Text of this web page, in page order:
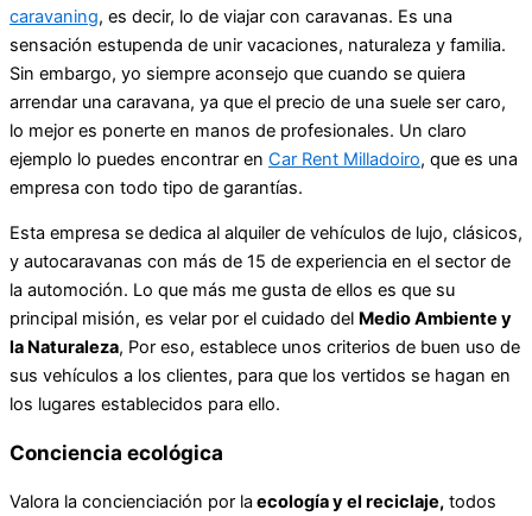
caravaning, es decir, lo de viajar con caravanas. Es una
sensación estupenda de unir vacaciones, naturaleza y familia.
Sin embargo, yo siempre aconsejo que cuando se quiera
arrendar una caravana, ya que el precio de una suele ser caro,
lo mejor es ponerte en manos de profesionales. Un claro
ejemplo lo puedes encontrar en Car Rent Milladoiro, que es una
empresa con todo tipo de garantías.
Esta empresa se dedica al alquiler de vehículos de lujo, clásicos,
y autocaravanas con más de 15 de experiencia en el sector de
la automoción. Lo que más me gusta de ellos es que su
principal misión, es velar por el cuidado del Medio Ambiente y
la Naturaleza, Por eso, establece unos criterios de buen uso de
sus vehículos a los clientes, para que los vertidos se hagan en
los lugares establecidos para ello.
Conciencia ecológica
Valora la concienciación por la ecología y el reciclaje, todos